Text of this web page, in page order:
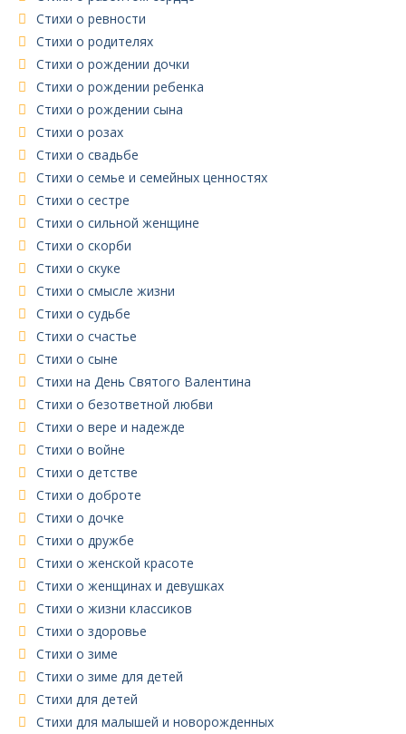
Стихи о ревности
Стихи о родителях
Стихи о рождении дочки
Стихи о рождении ребенка
Стихи о рождении сына
Стихи о розах
Стихи о свадьбе
Стихи о семье и семейных ценностях
Стихи о сестре
Стихи о сильной женщине
Стихи о скорби
Стихи о скуке
Стихи о смысле жизни
Стихи о судьбе
Стихи о счастье
Стихи о сыне
Стихи на День Святого Валентина
Стихи о безответной любви
Стихи о вере и надежде
Стихи о войне
Стихи о детстве
Стихи о доброте
Стихи о дочке
Стихи о дружбе
Стихи о женской красоте
Стихи о женщинах и девушках
Стихи о жизни классиков
Стихи о здоровье
Стихи о зиме
Стихи о зиме для детей
Стихи для детей
Стихи для малышей и новорожденных